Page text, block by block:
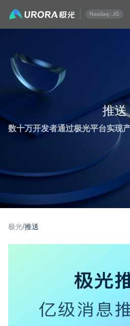
极光推送运营技术干货 - 第 9 页
推送
数十万开发者通过极光平台实现
极光/推送